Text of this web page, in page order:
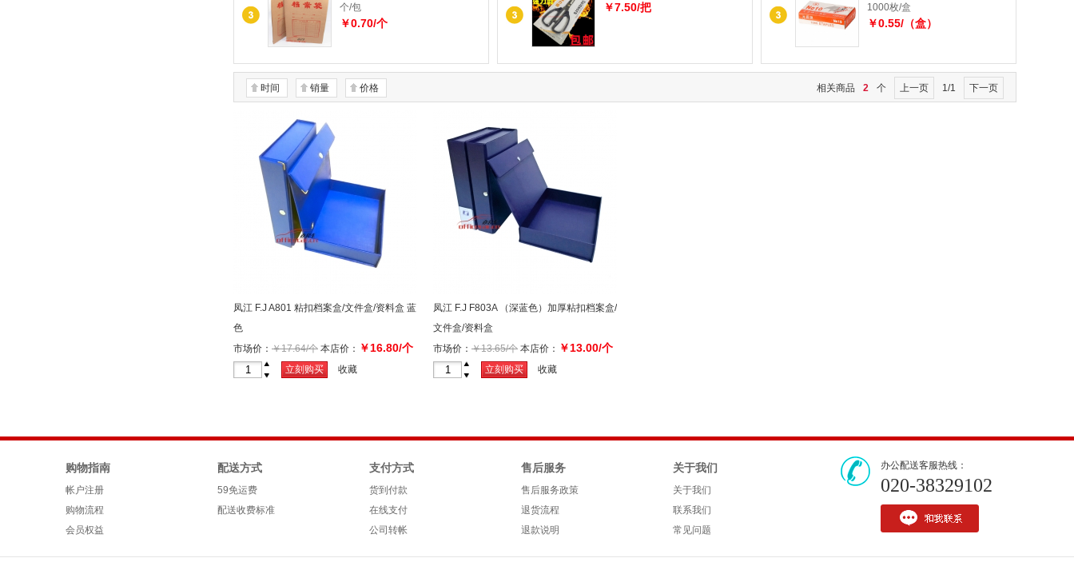
个/包
￥0.70/个
￥7.50/把
1000枚/盒
￥0.55/（盒）
时间 销量 价格 相关商品 2 个 上一页 1/1 下一页
凤江 F.J A801 粘扣档案盒/文件盒/资料盒 蓝
色
市场价： ￥17.64/个 本店价： ￥16.80/个
-
立刻购买 收藏
凤江 F.J F803A （深蓝色）加厚粘扣档案盒/
文件盒/资料盒
市场价： ￥13.65/个 本店价： ￥13.00/个
-
立刻购买 收藏
购物指南
帐户注册
购物流程
会员权益
配送方式
59免运费
配送收费标准
支付方式
货到付款
在线支付
公司转帐
售后服务
售后服务政策
退货流程
退款说明
关于我们
关于我们
联系我们
常见问题
办公配送客服热线：
020-38329102